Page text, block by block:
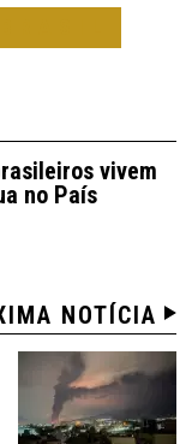
vivem
no País
NOTÍCIA